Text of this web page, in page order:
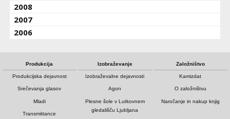
2008
2007
2006
Produkcija
Produkcijska dejavnost
Srečevanja glasov
Mladi
Transmittance
Izobraževanje
Izobraževalne dejavnosti
Agon
Plesne šole v Lutkovnem
gledališču Ljubljana
Založništvo
Kamizdat
O založništvu
Naročanje in nakup knjig